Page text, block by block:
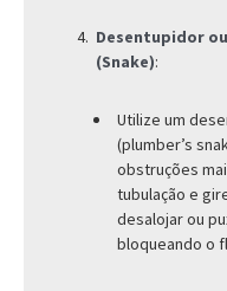
Desentupidor
(Snake):
Utilize um
(plumber’s
obstruções
tubulação e
desalojar ou
bloqueando o